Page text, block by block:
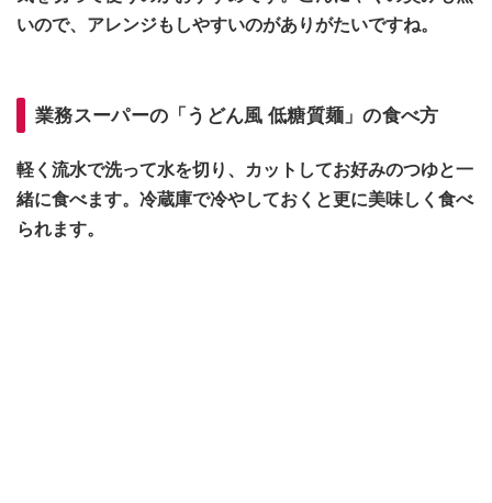
いので、アレンジもしやすいのがありがたいですね。
業務スーパーの「うどん風 低糖質麺」の食べ方
軽く流水で洗って水を切り、カットしてお好みのつゆと一
緒に食べます。冷蔵庫で冷やしておくと更に美味しく食べ
られます。